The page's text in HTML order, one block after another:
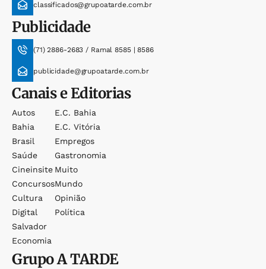
classificados@grupoatarde.com.br
Publicidade
(71) 2886-2683 / Ramal 8585 | 8586
publicidade@grupoatarde.com.br
Canais e Editorias
Autos
Bahia
Brasil
Saúde
Cineinsite
Concursos
Cultura
Digital
Salvador
Economia
E.c. Bahia
E.c. Vitória
Empregos
Gastronomia
Muito
Mundo
Opinião
Política
GrupoA TARDE